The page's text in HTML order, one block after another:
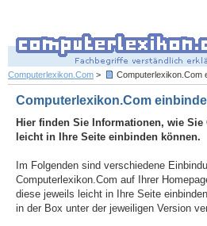
Computerlexikon.Com > Computerlexikon.Com
Computerlexikon.Com
Hier finden Sie Informationen, wie
leicht in Ihre Seite einbinden können.
Im Folgenden sind verschiedene
Computerlexikon.Com auf Ihrer
diese jeweils leicht in Ihre Seite
in der Box unter der jeweiligen Version